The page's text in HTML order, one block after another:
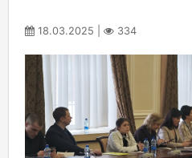
18.03.2025 | 334